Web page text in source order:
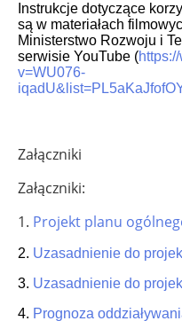
Instrukcje dotyczące
są w materiałach
Ministerstwo Rozwoju i
serwisie YouTube (
v=WU076-
Załączniki
Załączniki:
1. Projekt planu
2. Uzasadnienie do
3. Uzasadnienie do
4. Prognoza